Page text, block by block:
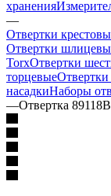
хранения
—
Отвертки
Отвертки
TorxОтвертки
торцевыеОтвертки
насадкиНаборы
—Отвертка